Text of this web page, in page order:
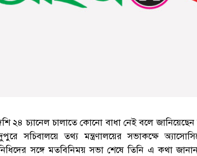
২৪ চ্যানেল চালাতে কোনো বাধা নেই বলে জানিয়েছেন
সচিবালয়ে তথ্য মন্ত্রণালয়ের সভাকক্ষে
সঙ্গে মতবিনিময় সভা শেষে তিনি এ কথা জানান।